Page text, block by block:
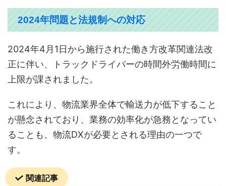
2024年問題と法規制への対応
2024年4月1日から施行された働き方改革関連法改
正に伴い、トラックドライバーの時間外労働時間に
上限が課されました。
これにより、物流業界全体で輸送力が低下すること
が懸念されており、業務の効率化が急務となってい
ることも、物流DXが必要とされる理由の一つで
す。
関連記事